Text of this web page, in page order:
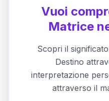
Vuoi
Matrice
Scopri il
Destino
interpretazione
attraverso il